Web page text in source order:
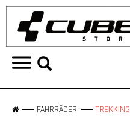
FAHRRÄDER TREKKING